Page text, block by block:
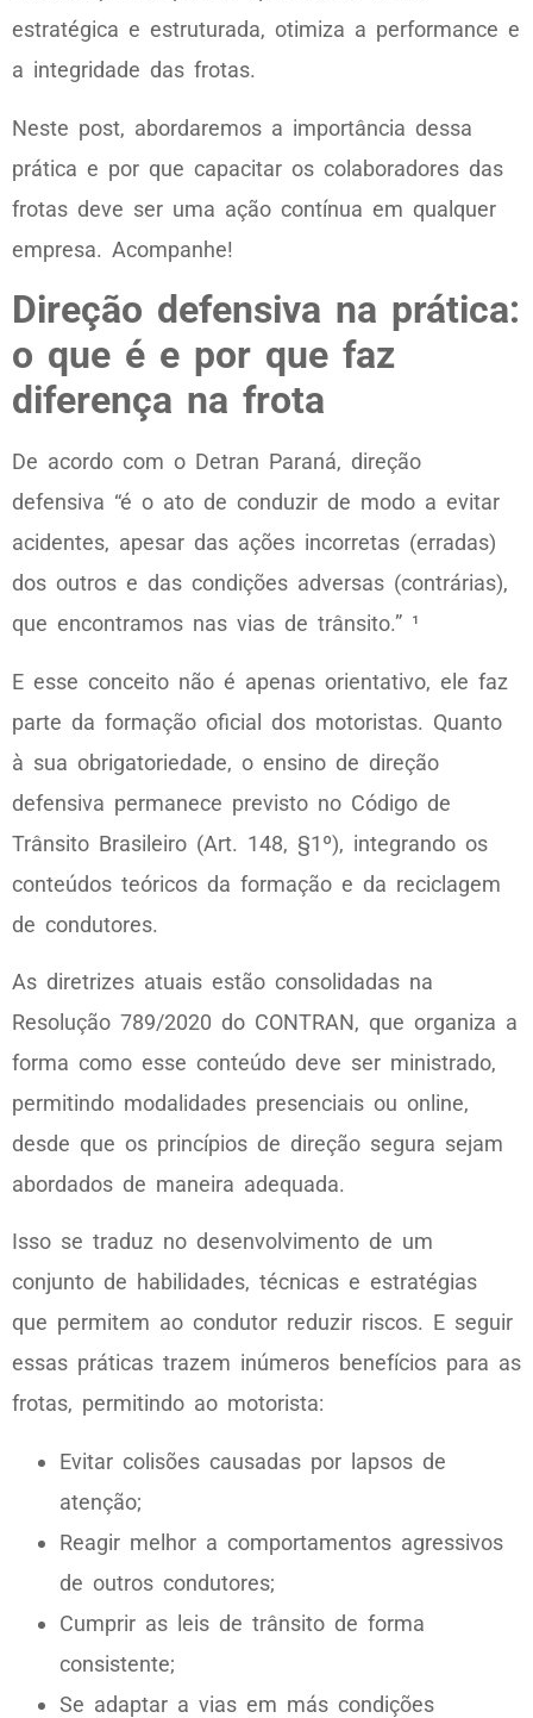
estratégica e estruturada, otimiza a performance e
a integridade das frotas.
Neste post, abordaremos a importância dessa
prática e por que capacitar os colaboradores das
frotas deve ser uma ação contínua em qualquer
empresa. Acompanhe!
Direção defensiva na prática:
o que é e por que faz
diferença na frota
De acordo com o Detran Paraná, direção
defensiva “é o ato de conduzir de modo a evitar
acidentes, apesar das ações incorretas (erradas)
dos outros e das condições adversas (contrárias),
que encontramos nas vias de trânsito.” ¹
E esse conceito não é apenas orientativo, ele faz
parte da formação oficial dos motoristas. Quanto
à sua obrigatoriedade, o ensino de direção
defensiva permanece previsto no Código de
Trânsito Brasileiro (Art. 148, §1º), integrando os
conteúdos teóricos da formação e da reciclagem
de condutores.
As diretrizes atuais estão consolidadas na
Resolução 789/2020 do CONTRAN, que organiza a
forma como esse conteúdo deve ser ministrado,
permitindo modalidades presenciais ou online,
desde que os princípios de direção segura sejam
abordados de maneira adequada.
Isso se traduz no desenvolvimento de um
conjunto de habilidades, técnicas e estratégias
que permitem ao condutor reduzir riscos. E seguir
essas práticas trazem inúmeros benefícios para as
frotas, permitindo ao motorista:
Evitar colisões causadas por lapsos de
atenção;
Reagir melhor a comportamentos agressivos
de outros condutores;
Cumprir as leis de trânsito de forma
consistente;
Se adaptar a vias em más condições